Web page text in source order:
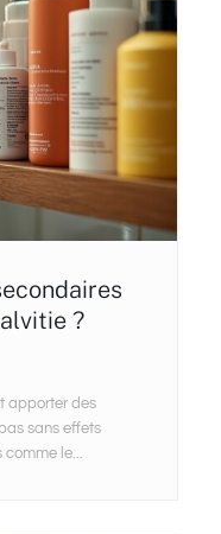
?
apporter des
sans effets
le...